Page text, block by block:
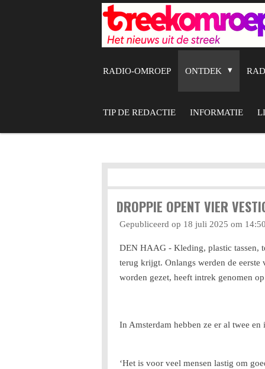
RADIO-OMROEP ONTDEK
TIP DE REDACTIE INFORMATIE
DROPPIE OPENT VIER
Gepubliceerd op 18 juli 2025 om 14:50
DEN HAAG - Kleding, plastic tassen,
terug krijgt. Onlangs werden de
worden gezet, heeft intrek genomen
In Amsterdam hebben ze er al twee
‘Het is voor veel mensen lastig om